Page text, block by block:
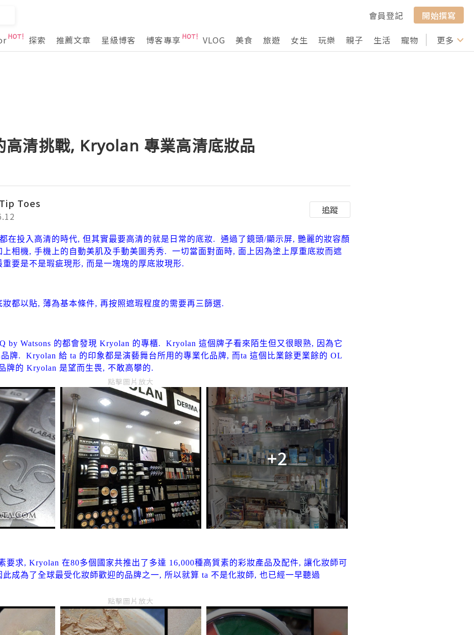
會員登記
開始撰寫
探索 推薦文章 星級博客 博客專享 VLOG 美食 旅遊 女生 玩樂 親子 生活 寵物 行山 打卡
更多
高清挑戰, Kryolan 專業高清底妝品
Toes 追蹤
在投入高清的時代, 但其實最要高清的就是日常的底妝. 通過了鏡頭/顯示屏, 艷麗的妝容顏
相機, 手機上的自動美肌及手動美圖秀秀. 一切當面對面時, 面上因為塗上厚重底妝而遮
要是不是瑕疵現形, 而是一塊塊的厚底妝現形.
都以貼, 薄為基本條件, 再按照遮瑕程度的需要再三篩選.
by Watsons 的都會發現 Kryolan 的專櫃. Kryolan 這個牌子看來陌生但又很眼熟, 因為它
牌. Kryolan 給 ta 的印象都是演藝舞台所用的專業化品牌, 而ta 這個比業餘更業餘的 OL
牌的 Kryolan 是望而生畏, 不敢高攀的.
點擊圖片放大
+2
要求, Kryolan 在80多個國家共推出了多達 16,000種高質素的彩妝產品及配件, 讓化妝師可
成為了全球最受化妝師歡迎的品牌之一, 所以就算 ta 不是化妝師, 也已經一早聽過
點擊圖片放大